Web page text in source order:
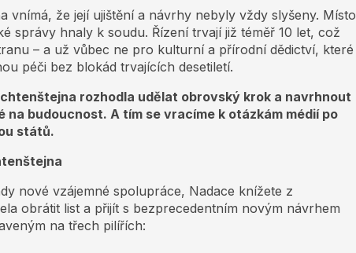
vnímá, že její ujištění a návrhy nebyly vždy slyšeny. Místo
správy hnaly k soudu. Řízení trvají již téměř 10 let, což
– a už vůbec ne pro kulturní a přírodní dědictví, které
péči bez blokád trvajících desetiletí.
rozhodla udělat obrovský krok a navrhnout
na budoucnost. A tím se vracíme k otázkám médií po
států.
nové vzájemné spolupráce, Nadace knížete z
obrátit list a přijít s bezprecedentním novým návrhem
na třech pilířích: